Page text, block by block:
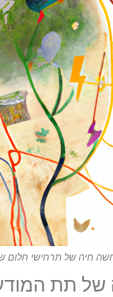
חיה של תרחישי חלום
תת